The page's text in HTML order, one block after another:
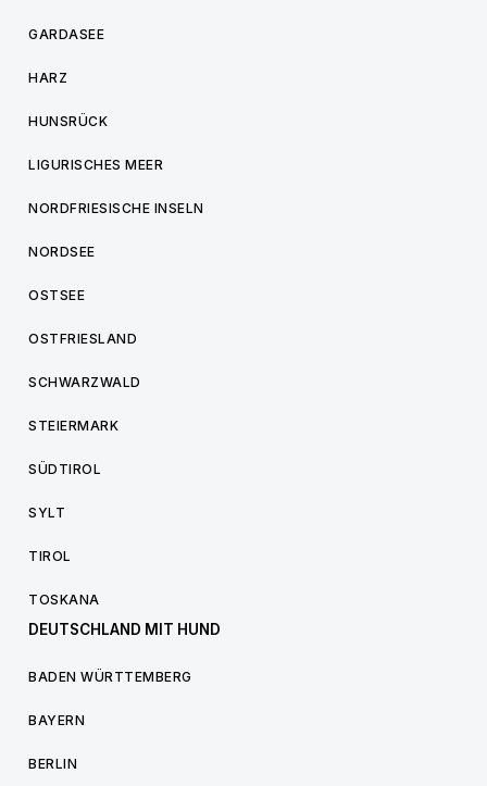
GARDASEE
HARZ
HUNSRÜCK
LIGURISCHES MEER
NORDFRIESISCHE INSELN
NORDSEE
OSTSEE
OSTFRIESLAND
SCHWARZWALD
STEIERMARK
SÜDTIROL
SYLT
TIROL
TOSKANA
DEUTSCHLAND MIT HUND
BADEN WÜRTTEMBERG
BAYERN
BERLIN